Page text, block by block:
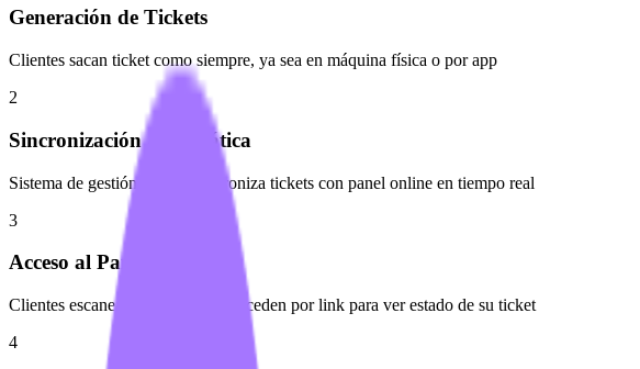
Generación de Tickets
Clientes sacan ticket como siempre, ya sea en máquina física o por app
2
Sincronización Automática
Sistema de gestión de filas sincroniza tickets con panel online en tiempo real
3
Acceso al Panel Online
Clientes escanean código QR o acceden por link para ver estado de su ticket
4